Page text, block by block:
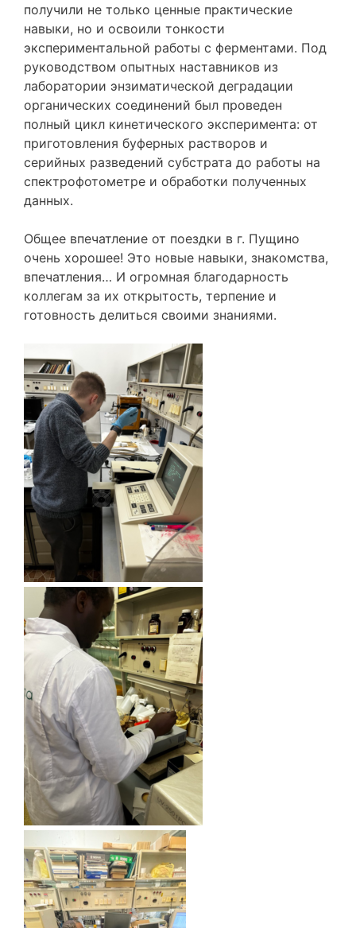
получили не только ценные практические
навыки, но и освоили тонкости
экспериментальной работы с ферментами. Под
руководством опытных наставников из
лаборатории энзиматической деградации
органических соединений был проведен
полный цикл кинетического эксперимента: от
приготовления буферных растворов и
серийных разведений субстрата до работы на
спектрофотометре и обработки полученных
данных.
Общее впечатление от поездки в г. Пущино
очень хорошее! Это новые навыки, знакомства,
впечатления… И огромная благодарность
коллегам за их открытость, терпение и
готовность делиться своими знаниями.